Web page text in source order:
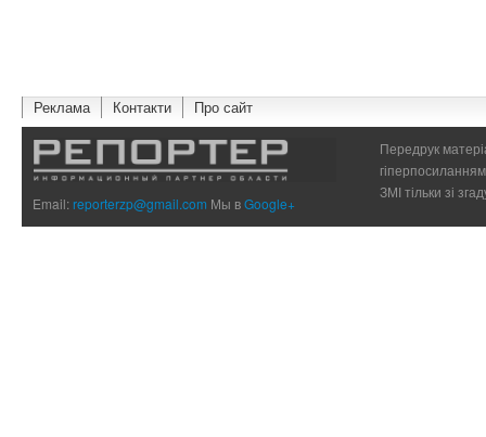
Реклама Контакти Про сайт
Email:reporterzp@gmail.com Мы вGoogle+
Передрук
ЗМІ тільки зі